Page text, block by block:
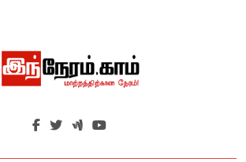
இந்நேரம்.காம்
செய்திகளுக்கு அப்பால்…